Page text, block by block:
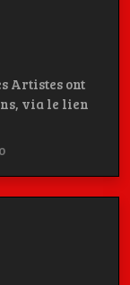
Artistes ont
via le lien